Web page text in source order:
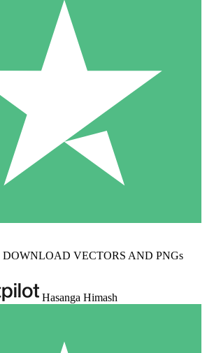
DOWNLOAD VECTORS AND PNGs
Hasanga Himash